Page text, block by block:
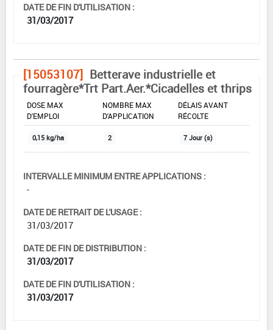
DATE DE FIN D'UTILISATION :
31/03/2017
[15053107] Betterave industrielle et
fourragère*Trt Part.Aer.*Cicadelles et thrips
DOSE MAX
D'EMPLOI
NOMBRE MAX
D'APPLICATION
DÉLAIS AVANT
RÉCOLTE
0,15 kg/ha 2 7 Jour (s)
INTERVALLE MINIMUM ENTRE APPLICATIONS :
-
DATE DE RETRAIT DE L'USAGE :
31/03/2017
DATE DE FIN DE DISTRIBUTION :
31/03/2017
DATE DE FIN D'UTILISATION :
31/03/2017